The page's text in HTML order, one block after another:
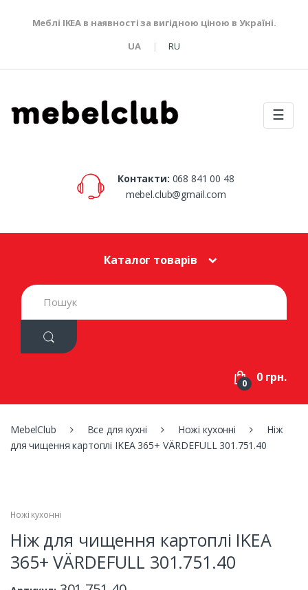
Меблі IKEA в наявності за вигідною ціною в Україні.
UA
RU
☰
Контакти: 068 841 00 48
mebel.club@gmail.com
Каталог товарів
S
e
h
:
0 0 грн.
MebelClub Все для кухні Ножі кухонні
Ніж
для чищення картоплі IKEA 365+ VÄRDEFULL 301.751.40
Ножі кухонні
Ніж для чищення картоплі IKEA
365+ VÄRDEFULL 301.751.40